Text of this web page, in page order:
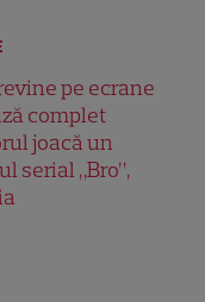
pe ecrane
complet
joacă un
serial „Bro”,